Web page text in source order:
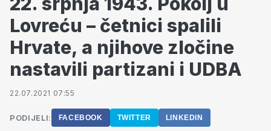
Lovreću – četnici spalili
Hrvate, a njihove zločine
nastavili partizani i UDBA
22.07.2021 07:55
PODIJELI: FACEBOOK TWITTER LINKEDIN